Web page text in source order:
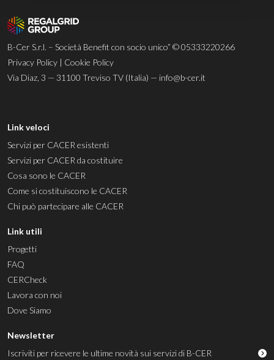
B-Cer S.r.l. – Società Benefit con socio unico” © 05333220266
Privacy Policy | Cookie Policy
Via Diaz, 3 — 31100 Treviso TV (Italia) — info@b-cer.it
Link veloci
Servizi per CACER esistenti
Servizi per CACER da costituire
Cosa sono le CACER
Come si costituiscono le CACER
Chi può partecipare alle CACER
Link utili
Progetti
FAQ
CERCheck
Lavora con noi
Dove Siamo
Newsletter
Iscriviti per ricevere le ultime novità sui servizi di B-CER